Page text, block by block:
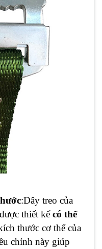
:Dây treo của
thiết kếcó thể
thước cơ thể của
chỉnh này giúp